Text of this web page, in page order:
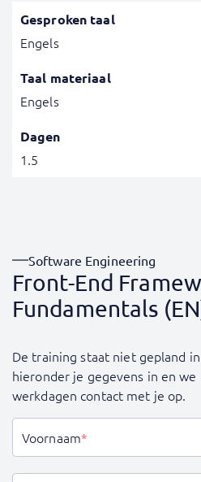
Gesproken taal
Engels
Taal materiaal
Engels
Dagen
1.5
Software Engineering
Front-End
Fundamentals
De training staat niet gepland
hieronder je gegevens in en
werkdagen contact met je op.
Voornaam*